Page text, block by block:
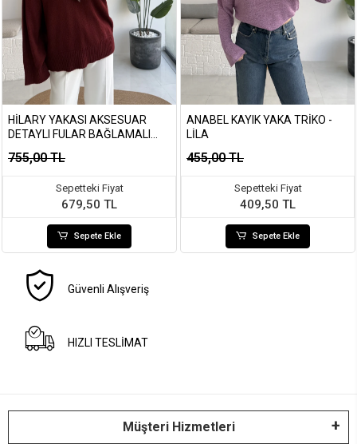
HILARY YAKASI AKSESUAR
DETAYLI FULAR BAĞLAMALI
755,00 TL
Sepetteki Fiyat
679,50 TL
Sepete Ekle
ANABEL KAYIK YAKA TRIKO -
LILA
455,00 TL
Sepetteki Fiyat
409,50 TL
Sepete Ekle
Güvenli Alışveriş
HIZLI TESLİMAT
Müşteri Hizmetleri